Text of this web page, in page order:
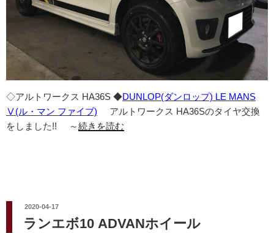
◇アルトワークス HA36S ◆DUNLOP(ダンロップ) LE MANS
Ⅴ(ル・マン ファイブ) アルトワークス HA36Sのタイヤ交換
をしました!! ～続きを読む
投
稿
日:
2020-04-17
ランエボ10 ADVANホイール